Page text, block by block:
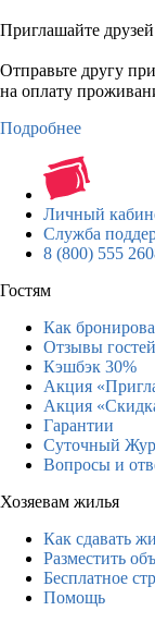
Приглашайте
Отправьте другу
на оплату
Подробнее
Личный
Служба
8 (800) 555
Гостям
Как
Отзывы гостей
Кэшбэк 30%
Акция
Акция
Гарантии
Суточный
Вопросы и
Хозяевам жилья
Как сдавать
Разместить
Бесплатное
Помощь